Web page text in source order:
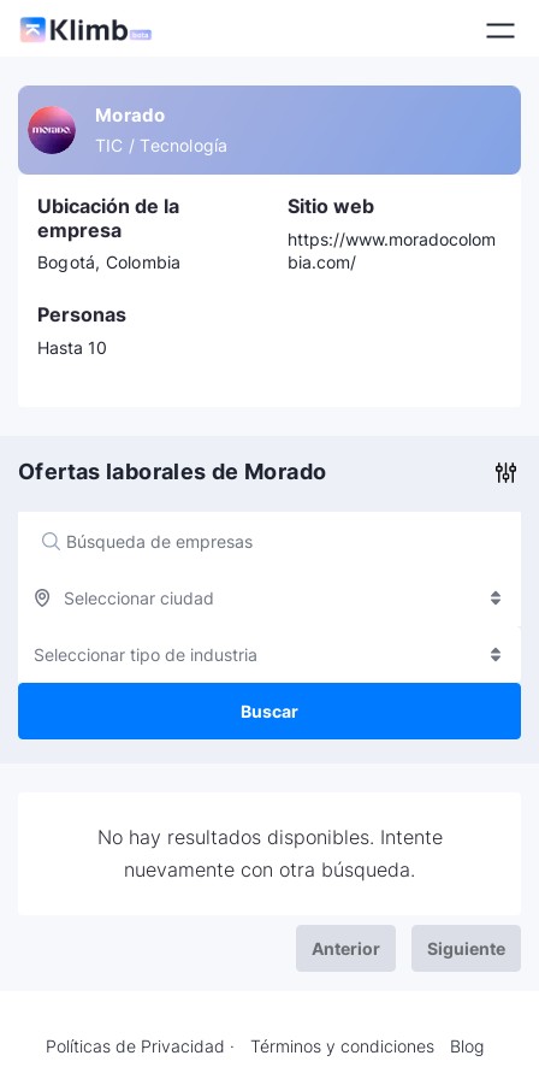
Morado
TIC / Tecnología
Ubicación de la
empresa
Bogotá, Colombia
Sitio web
https://www.moradocolom
bia.com/
Personas
Hasta 10
Ofertas laborales de Morado
Seleccionar ciudad
Seleccionar tipo de industria
Buscar
No hay resultados disponibles. Intente
nuevamente con otra búsqueda.
Anterior Siguiente
Políticas de Privacidad · Términos y condiciones Blog